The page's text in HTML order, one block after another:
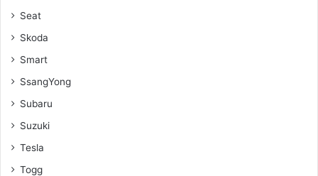
Seat
Skoda
Smart
SsangYong
Subaru
Suzuki
Tesla
Togg